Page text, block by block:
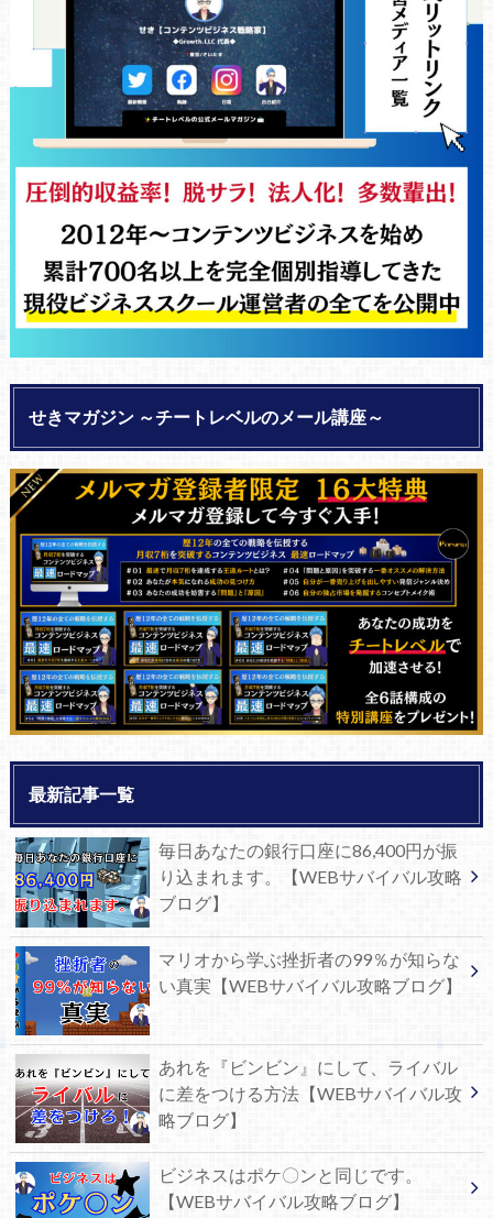
せきマガジン ～チートレベルのメール講座～
最新記事一覧
毎日あなたの銀行口座に86,400円が振
り込まれます。【WEBサバイバル攻略
ブログ】
マリオから学ぶ挫折者の99％が知らな
い真実【WEBサバイバル攻略ブログ】
あれを『ビンビン』にして、ライバル
に差をつける方法【WEBサバイバル攻
略ブログ】
ビジネスはポケ〇ンと同じです。
【WEBサバイバル攻略ブログ】